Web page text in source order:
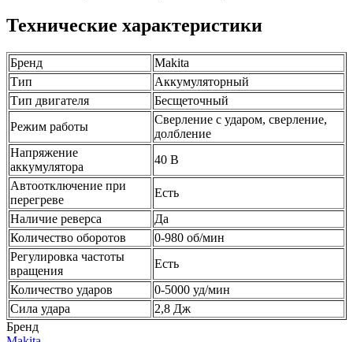
Технические характеристики
Бренд
Makita
Тип
Аккумуляторный
Тип двигателя
Бесщеточный
Режим работы
Сверление с ударом, сверление,
долбление
Напряжение
аккумулятора
40 В
Автоотключение при
перегреве
Есть
Наличие реверса
Да
Количество оборотов
0-980 об/мин
Регулировка частоты
вращения
Есть
Количество ударов
0-5000 уд/мин
Сила удара
2,8 Дж
Бренд